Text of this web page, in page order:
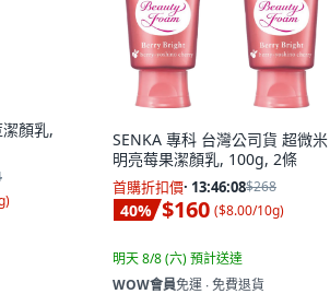
顏乳,
)
SENKA 專科 台灣公司貨 超微米
明亮莓果潔顏乳, 100g, 2條
首購折扣價· 13:46:06$268
40% $160 ($8.00/10g)
明天 8/8 (六)預計送達
WOW會員免運 ∙ 免費退貨